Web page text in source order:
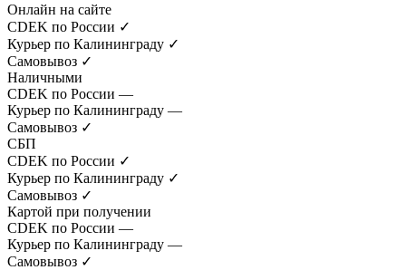
Онлайн на сайте
CDEK по России ✓
Курьер по Калининграду ✓
Самовывоз ✓
Наличными
CDEK по России —
Курьер по Калининграду —
Самовывоз ✓
СБП
CDEK по России ✓
Курьер по Калининграду ✓
Самовывоз ✓
Картой при получении
CDEK по России —
Курьер по Калининграду —
Самовывоз ✓